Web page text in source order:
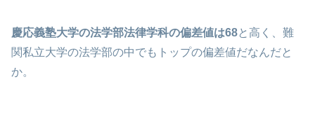
慶応義塾大学の法学部法律学科の偏差値は68と高く、難
関私立大学の法学部の中でもトップの偏差値だなんだと
か。